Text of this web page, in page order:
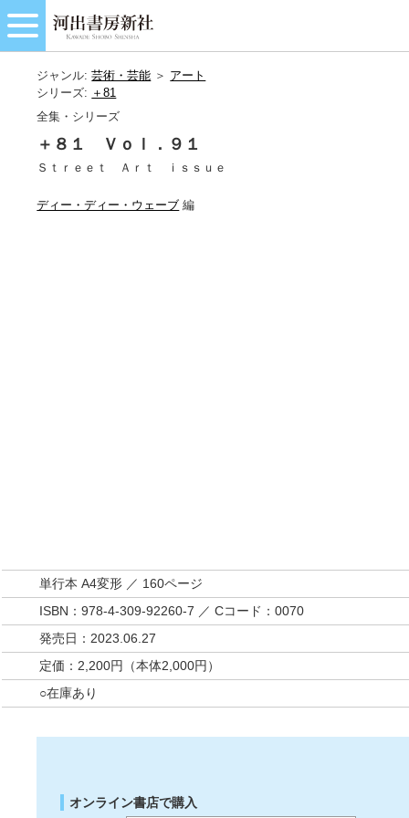
ジャンル:芸術・芸能 ＞ アート
シリーズ: ＋81
全集・シリーズ
＋８１ Ｖｏｌ．９１
Ｓｔｒｅｅｔ Ａｒｔ ｉｓｓｕｅ
ディー・ディー・ウェーブ 編
単行本 A4変形 ／ 160ページ
ISBN：978-4-309-92260-7 ／ Cコード：0070
発売日：2023.06.27
定価：2,200円（本体2,000円）
○在庫あり
オンライン書店で購入